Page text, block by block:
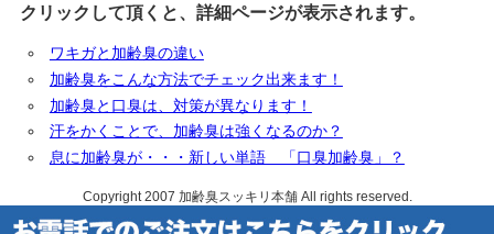
クリックして頂くと、詳細ページが表示されます。
ワキガと加齢臭の違い
加齢臭をこんな方法でチェック出来ます！
加齢臭と口臭は、対策が異なります！
汗をかくことで、加齢臭は強くなるのか？
息に加齢臭が・・・新しい単語 「口臭加齢臭」？
Copyright 2007 加齢臭スッキリ本舗All rights reserved.